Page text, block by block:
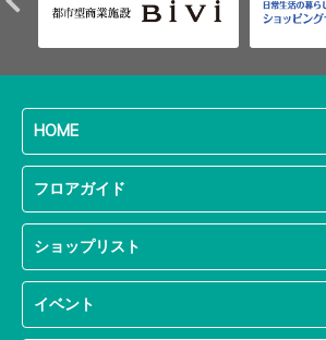
HOME
フロアガイド
ショップリスト
イベント